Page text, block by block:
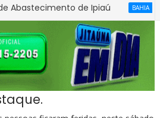
de Ipiaú BAHIA Detran